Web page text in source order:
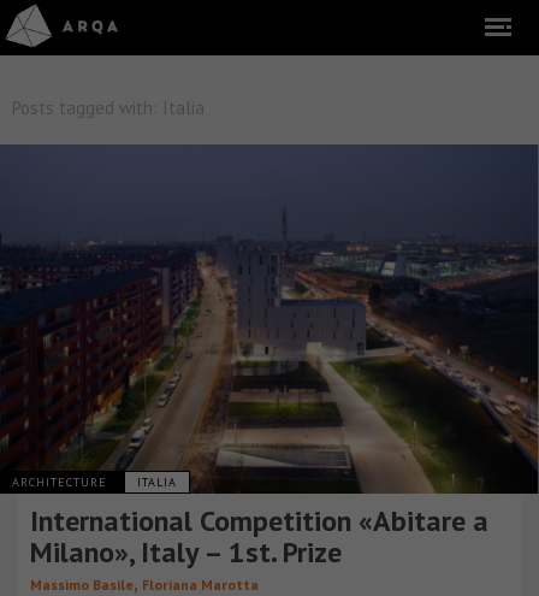
Posts tagged with: Italia
ARCHITECTURE ITALIA
International Competition «Abitare a
Milano», Italy – 1st. Prize
Massimo Basile, Floriana Marotta